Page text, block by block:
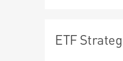
ETF